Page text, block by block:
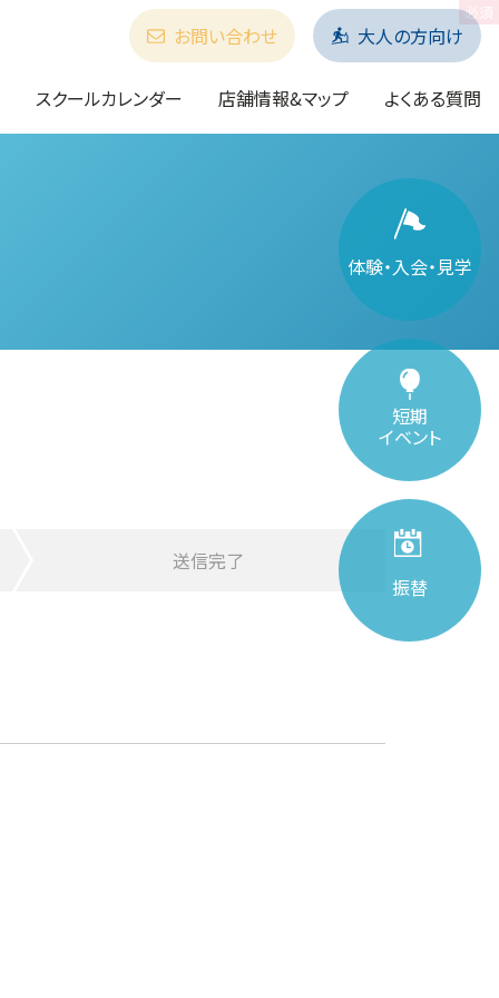
スクールカレンダー 店舗情報&マップ よくある質問
お問い合わせ 大人の方向け
送信完了
体験・入会・見学
短期
イベント
振替